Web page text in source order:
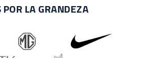
POR LA GRANDEZA